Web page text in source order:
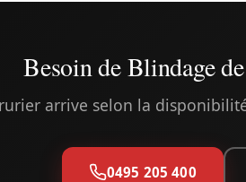
Besoin de Blindage
arrive selon la
0495 205 400